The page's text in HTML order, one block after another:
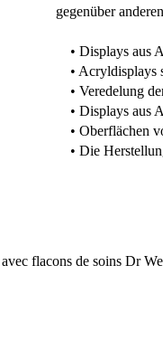
gegenüber
• Displays aus
• Acryldisplays
• Veredelung
• Displays aus
• Oberflächen
• Die